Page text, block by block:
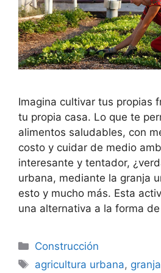
Imagina cultivar tus propias
tu propia casa. Lo que te
alimentos saludables, con
costo y cuidar de medio
interesante y tentador,
urbana, mediante la granja
esto y mucho más. Esta
una alternativa a la forma
Categorías
Construcción
Etiquetas
agricultura urbana,